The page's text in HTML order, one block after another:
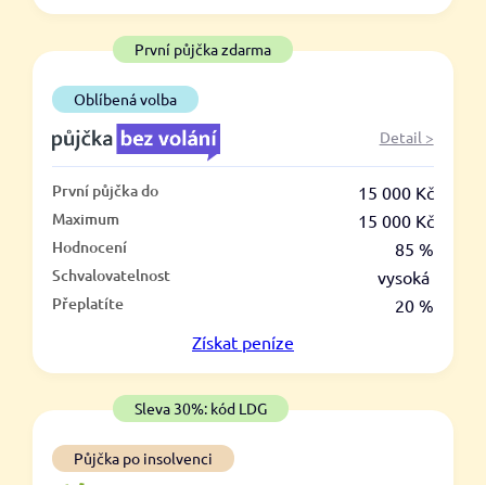
ano
ne
Po insolvenci
ano
ne
První půjčka zdarma
Oblíbená volba
Detail >
První půjčka do 15 000 Kč
Maximum 15 000 Kč
Hodnocení 85 %
Schvalovatelnost vysoká
Přeplatíte
20 %
Získat peníze
Sleva 30%: kód LDG
Půjčka po insolvenci